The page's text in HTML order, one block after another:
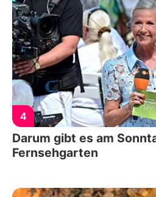
4
Darum gibt es am
Fernsehgarten